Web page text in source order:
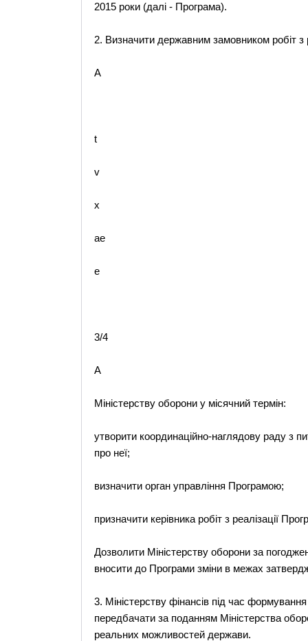
2015 роки (далі - Програма).
2. Визначити державним замовником робіт з
A
t
v
x
ae
e
3/4
A
Міністерству оборони у місячний термін:
утворити координаційно-наглядову раду з
про неї;
визначити орган управління Програмою;
призначити керівника робіт з реалізації
Дозволити Міністерству оборони за
вносити до Програми зміни в межах
3. Міністерству фінансів під час
передбачати за поданням Міністерства
реальних можливостей держави.